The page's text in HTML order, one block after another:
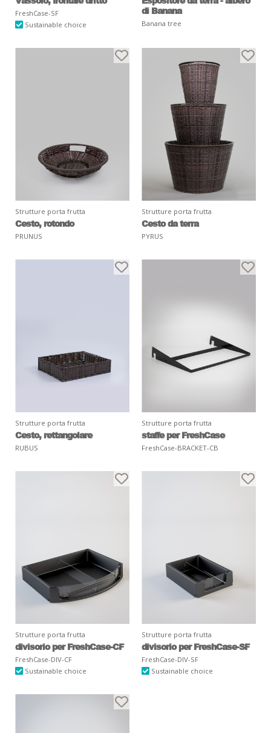
FreshCase-SF
Sustainable choice
di Banana
Banana tree
Strutture porta frutta
Cesto, rotondo
PRUNUS
Strutture porta frutta
Cesto da terra
PYRUS
Strutture porta frutta
Cesto, rettangolare
RUBUS
Strutture porta frutta
staffe per FreshCase
FreshCase-BRACKET-CB
Strutture porta frutta
divisorio per FreshCase-CF
FreshCase-DIV-CF
Sustainable choice
Strutture porta frutta
divisorio per FreshCase-SF
FreshCase-DIV-SF
Sustainable choice